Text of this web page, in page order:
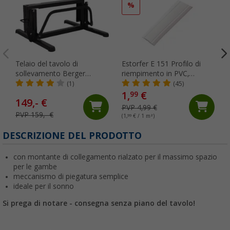
Telaio del tavolo di
sollevamento Berger
LevelBase-60
(1)
149,- €
PVP 159,- €
%
Estorfer E 151 Profilo di
riempimento in PVC,
larghezza 11,8 mm,
venduto al metro, bianco
(45)
1,99€
PVP 4,99 €
(1,99€ / 1 m²)
DESCRIZIONE DEL PRODOTTO
con montante di collegamento rialzato per il massimo spazio
per le gambe
meccanismo di piegatura semplice
ideale per il sonno
Si prega di notare - consegna senza piano del tavolo!